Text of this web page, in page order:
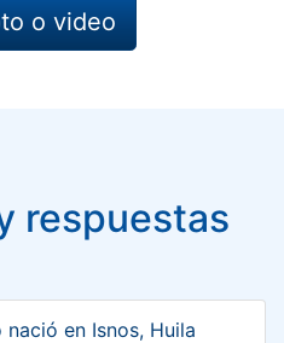
o video
respuestas
en Isnos, Huila